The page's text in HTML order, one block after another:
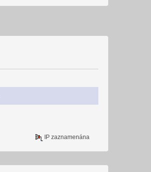
IP zaznamenána